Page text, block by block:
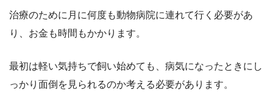
治療のために月に何度も動物病院に連れて行く必要があ
り、お金も時間もかかります。
最初は軽い気持ちで飼い始めても、病気になったときにし
っかり面倒を見られるのか考える必要があります。